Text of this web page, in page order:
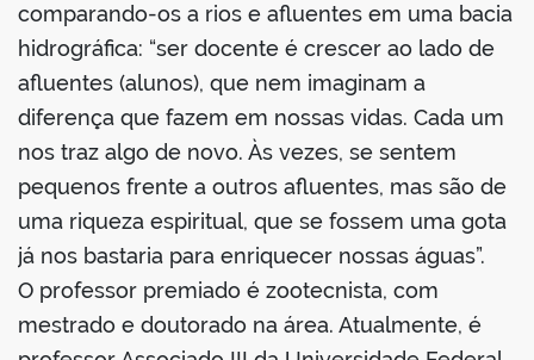
comparando-os a rios e afluentes em uma bacia
hidrográfica: “ser docente é crescer ao lado de
afluentes (alunos), que nem imaginam a
diferença que fazem em nossas vidas. Cada um
nos traz algo de novo. Às vezes, se sentem
pequenos frente a outros afluentes, mas são de
uma riqueza espiritual, que se fossem uma gota
já nos bastaria para enriquecer nossas águas”.
O professor premiado é zootecnista, com
mestrado e doutorado na área. Atualmente, é